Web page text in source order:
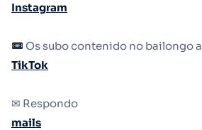
Instagram
Os subo contenido no bailongo a
TikTok
✉ Respondo
mails